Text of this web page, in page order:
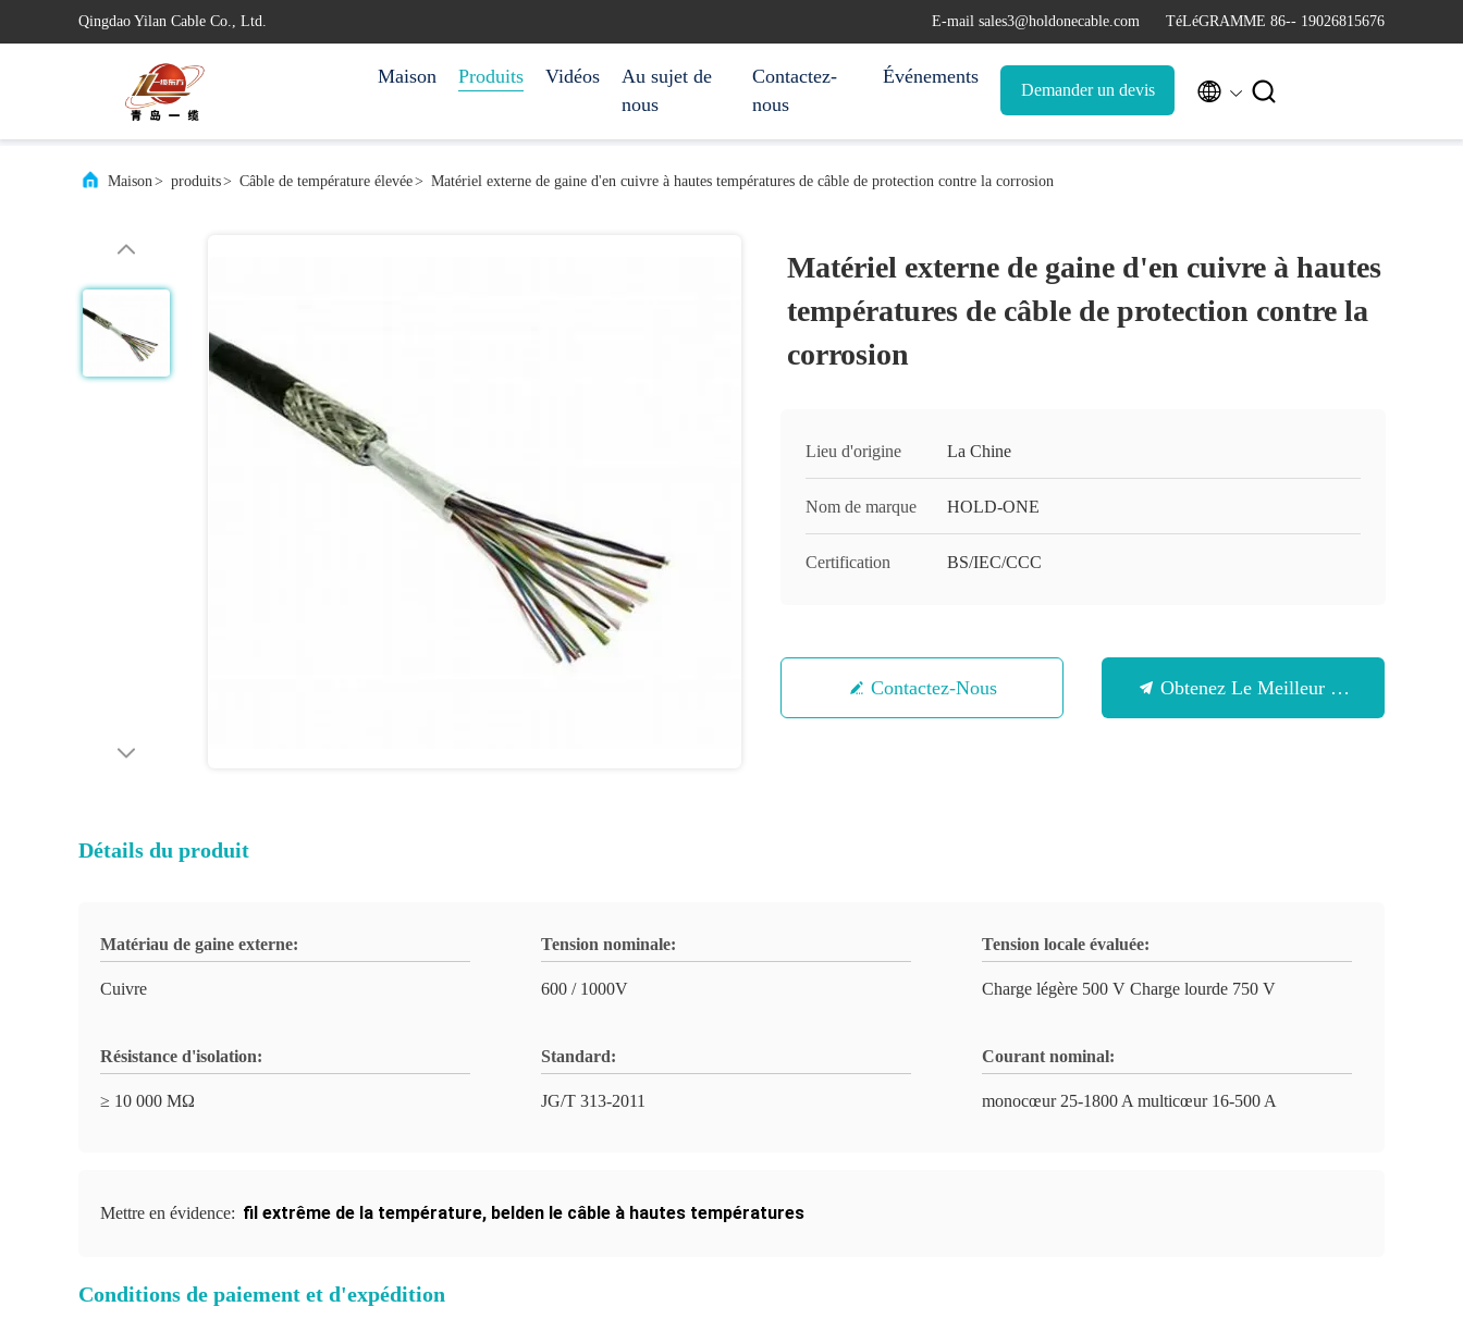
Qingdao Yilan Cable Co., Ltd. E-mail sales3@holdonecable.com TéLéGRAMME 86-- 19026815676
Maison Produits Vidéos
Au sujet de
nous
Contactez-
nous
Événements
Demander un devis  
Maison> produits> Câble de température élevée> Matériel externe de gaine d'en cuivre à hautes températures de câble de protection contre la corrosion
Matériel externe de gaine d'en cuivre à hautes
températures de câble de protection contre la
corrosion
Lieu d'origine La Chine
Nom de marque HOLD-ONE
Certification BS/IEC/CCC
Contactez-Nous Obtenez Le Meilleur Prix
Détails du produit
Matériau de gaine externe:
Cuivre
Tension nominale:
600 / 1000V
Tension locale évaluée:
Charge légère 500 V Charge lourde 750 V
Résistance d'isolation:
≥ 10 000 MΩ
Standard:
JG/T 313-2011
Courant nominal:
monocœur 25-1800 A multicœur 16-500 A
Mettre en évidence: fil extrême de la température, belden le câble à hautes températures
Conditions de paiement et d'expédition